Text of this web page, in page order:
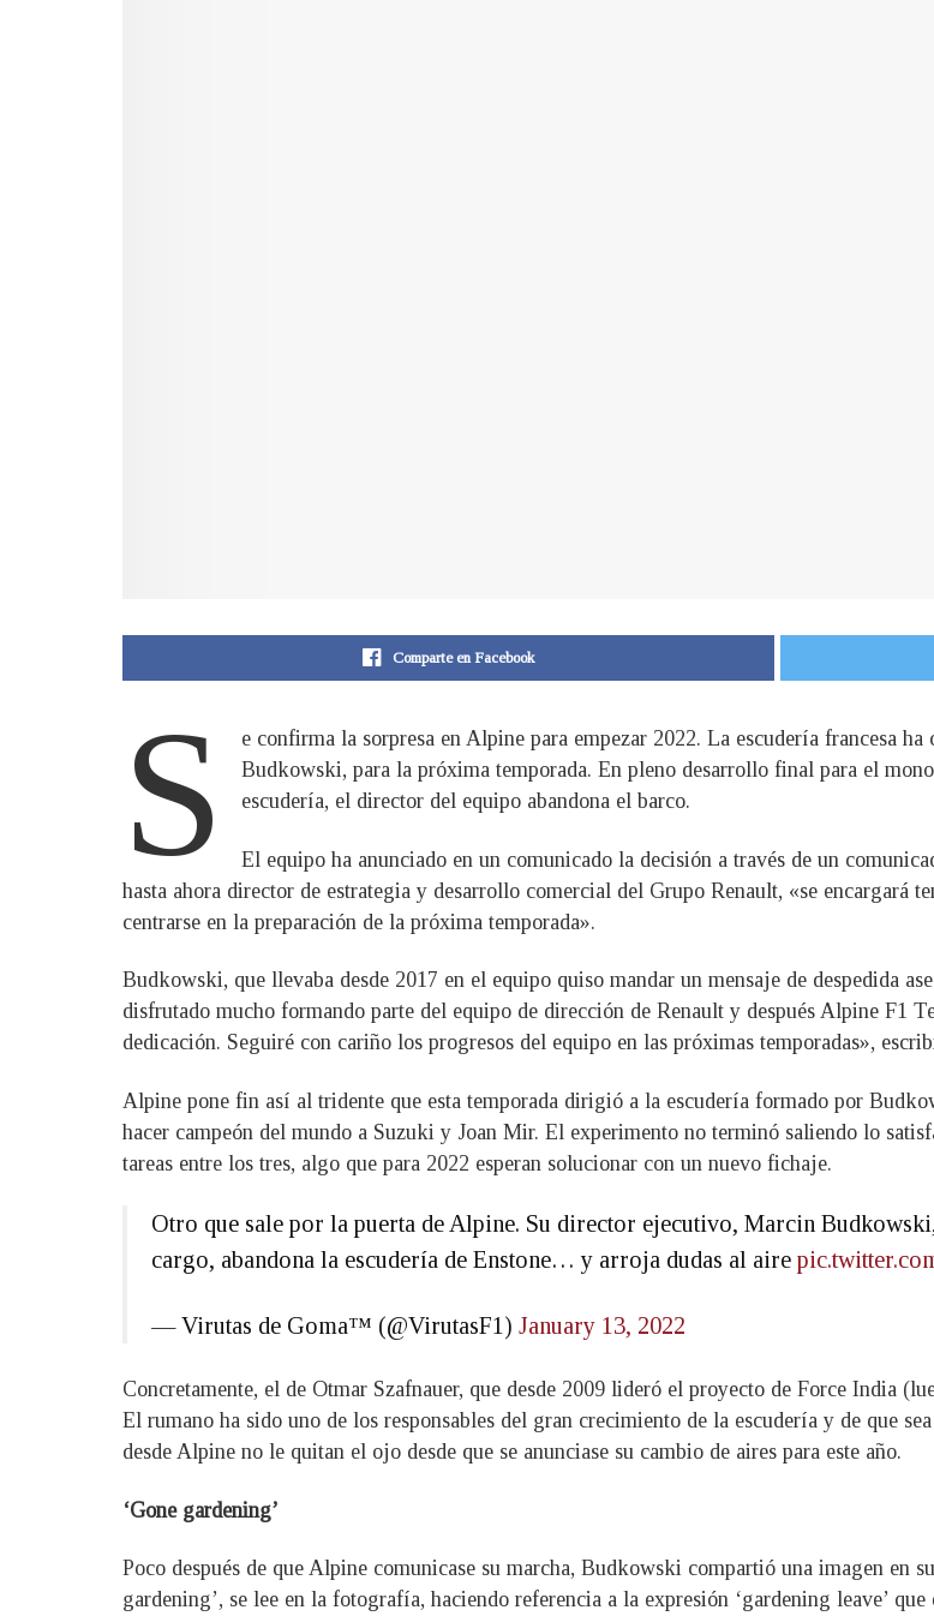
Comparte en Facebook
S
e confirma la sorpresa en Alpine para empezar 2022. La escudería francesa
Budkowski, para la próxima temporada. En pleno desarrollo final para el
escudería, el director del equipo abandona el barco.
El equipo ha anunciado en un comunicado la decisión a través de un
hasta ahora director de estrategia y desarrollo comercial del Grupo Renault, «se encargará
centrarse en la preparación de la próxima temporada».
Budkowski, que llevaba desde 2017 en el equipo quiso mandar un mensaje de despedida
disfrutado mucho formando parte del equipo de dirección de Renault y después Alpine F1
dedicación. Seguiré con cariño los progresos del equipo en las próximas temporadas»,
Alpine pone fin así al tridente que esta temporada dirigió a la escudería formado por
hacer campeón del mundo a Suzuki y Joan Mir. El experimento no terminó saliendo lo
tareas entre los tres, algo que para 2022 esperan solucionar con un nuevo fichaje.
Otro que sale por la puerta de Alpine. Su director ejecutivo, Marcin
cargo, abandona la escudería de Enstone… y arroja dudas al aire
— Virutas de Goma™ (@VirutasF1) January 13, 2022
Concretamente, el de Otmar Szafnauer, que desde 2009 lideró el proyecto de Force India
El rumano ha sido uno de los responsables del gran crecimiento de la escudería y de que
desde Alpine no le quitan el ojo desde que se anunciase su cambio de aires para este año.
‘Gone gardening’
Poco después de que Alpine comunicase su marcha, Budkowski compartió una imagen en
gardening’, se lee en la fotografía, haciendo referencia a la expresión ‘gardening leave’